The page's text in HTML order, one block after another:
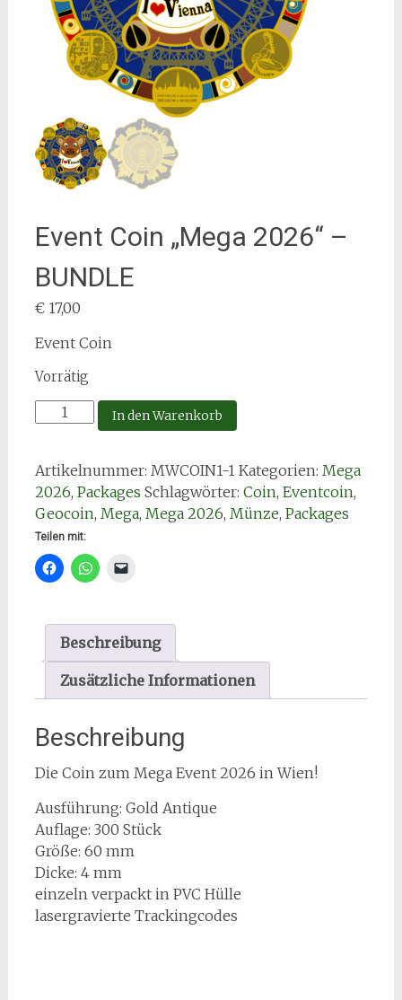
Event Coin „Mega 2026“ –
BUNDLE
€17,00
Event Coin
Vorrätig
Event
2026"
-
BUNDLE
Menge
In den Warenkorb
Artikelnummer: MWCOIN1-1 Kategorien: Mega
2026, Packages Schlagwörter: Coin, Eventcoin,
Geocoin, Mega, Mega 2026, Münze, Packages
Teilen mit:
Beschreibung
Zusätzliche Informationen
Beschreibung
Die Coin zum Mega Event 2026 in Wien!
Ausführung: Gold Antique
Auflage: 300 Stück
Größe: 60 mm
Dicke: 4 mm
einzeln verpackt in PVC Hülle
lasergravierte Trackingcodes